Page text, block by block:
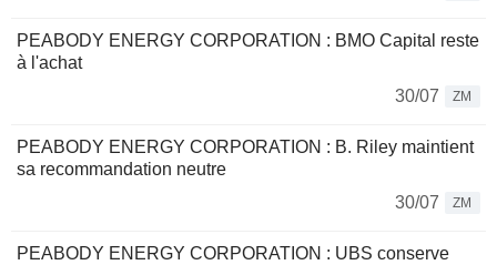
PEABODY ENERGY CORPORATION : BMO Capital reste
à l'achat
30/07
ZM
PEABODY ENERGY CORPORATION : B. Riley maintient
sa recommandation neutre
30/07
ZM
PEABODY ENERGY CORPORATION : UBS conserve